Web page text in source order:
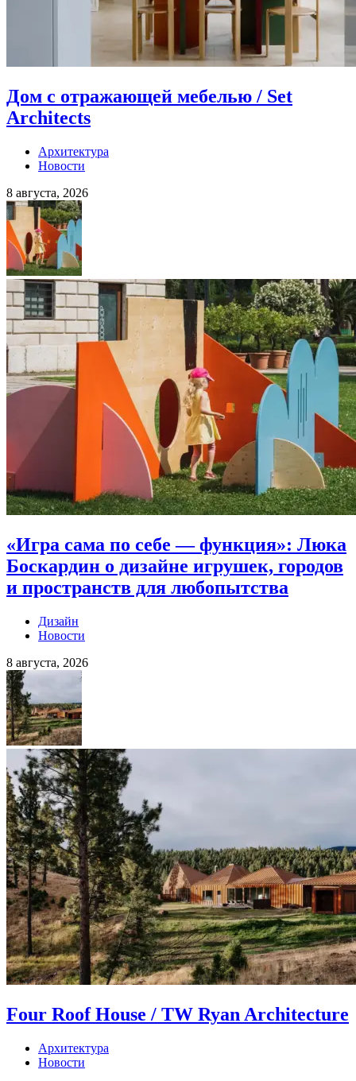
Дом с отражающей мебелью / Set
Architects
Архитектура
Новости
8 августа, 2026
«Игра сама по себе — функция»: Люка
Боскардин о дизайне игрушек, городов
и пространств для любопытства
Дизайн
Новости
8 августа, 2026
Four Roof House / TW Ryan Architecture
Архитектура
Новости